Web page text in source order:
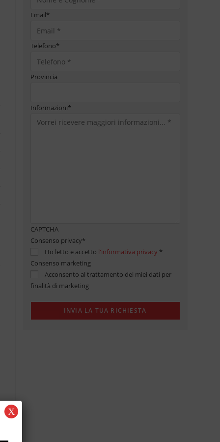
Email*
Telefono*
Provincia
Informazioni*
CAPTCHA
Consenso privacy*
Ho letto e accetto l'informativa privacy *
Consenso marketing
Acconsento al trattamento dei miei dati per
finalità di marketing
X